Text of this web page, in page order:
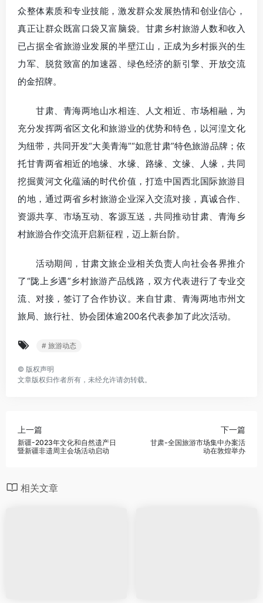
众整体素质和专业技能，激发群众发展热情和创业信心，
真正让群众既富口袋又富脑袋。甘肃乡村旅游人数和收入
已占据全省旅游业发展的半壁江山，正成为乡村振兴的生
力军、脱贫致富的加速器、绿色经济的新引擎、开放交流
的金招牌。
甘肃、青海两地山水相连、人文相近、市场相融，为
充分发挥两省区文化和旅游业的优势和特色，以河湟文化
为纽带，共同开发“大美青海”“如意甘肃”特色旅游品牌；依
托甘青两省相近的地缘、水缘、路缘、文缘、人缘，共同
挖掘黄河文化蕴涵的时代价值，打造中国西北国际旅游目
的地，通过两省乡村旅游企业深入交流对接，真诚合作、
资源共享、市场互动、客源互送，共同推动甘肃、青海乡
村旅游合作交流开启新征程，迈上新台阶。
活动期间，甘肃文旅企业相关负责人向社会各界推介
了“陇上乡遇”乡村旅游产品线路，双方代表进行了专业交
流、对接，签订了合作协议。来自甘肃、青海两地市州文
旅局、旅行社、协会团体逾200名代表参加了此次活动。
# 旅游动态
© 版权声明
文章版权归作者所有，未经允许请勿转载。
上一篇
新疆-2023年文化和自然遗产日
暨新疆非遗周主会场活动启动
下一篇
甘肃-全国旅游市场集中办案活
动在敦煌举办
相关文章